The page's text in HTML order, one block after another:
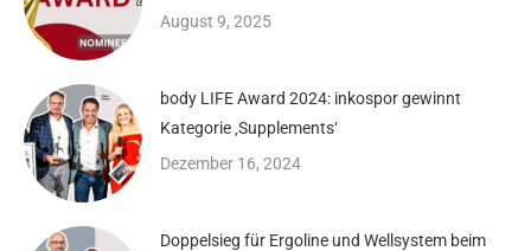
August 9, 2025
body LIFE Award 2024: inkospor gewinnt
Kategorie ‚Supplements‘
Dezember 16, 2024
Doppelsieg für Ergoline und Wellsystem beim